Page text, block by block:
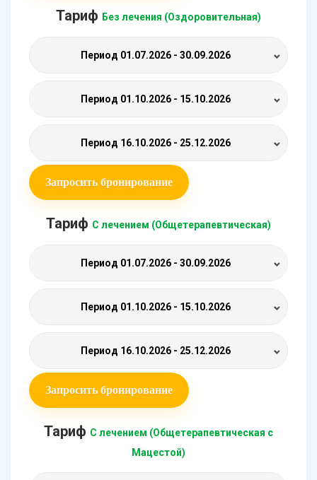
Тариф Без лечения (Оздоровительная)
Период 01.07.2026 - 30.09.2026
Период 01.10.2026 - 15.10.2026
Период 16.10.2026 - 25.12.2026
Запросить бронирование
Тариф С лечением (Общетерапевтическая)
Период 01.07.2026 - 30.09.2026
Период 01.10.2026 - 15.10.2026
Период 16.10.2026 - 25.12.2026
Запросить бронирование
Тариф С лечением (Общетерапевтическая с
Мацестой)